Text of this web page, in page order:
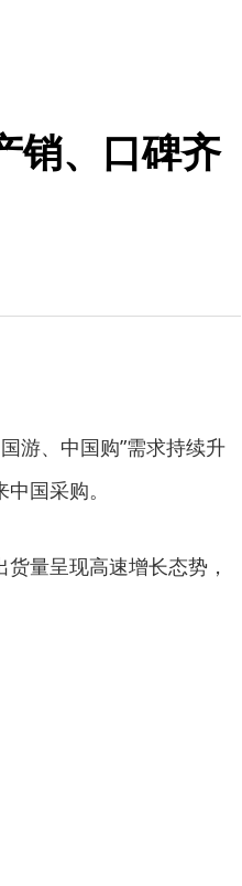
销、口碑齐
游、中国购”需求持续升
国采购。
量呈现高速增长态势，